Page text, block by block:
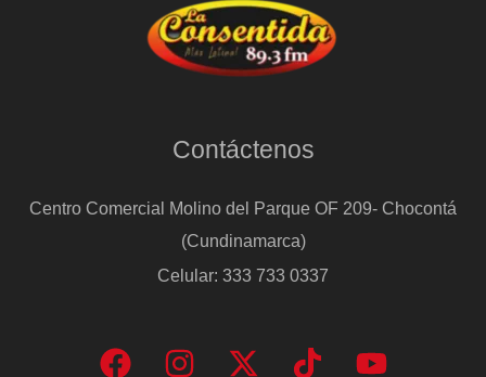
Contáctenos
Centro Comercial Molino del Parque OF 209- Chocontá
(Cundinamarca)
Celular: 333 733 0337